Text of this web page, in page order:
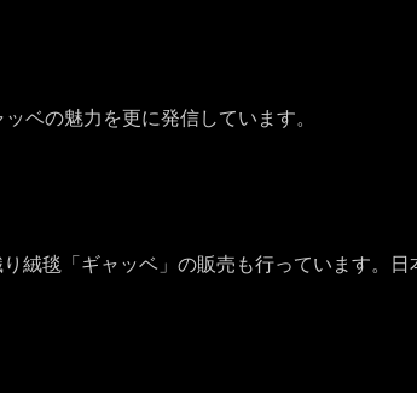
ベの魅力を更に発信しています。
絨毯「ギャッベ」の販売も行っています。